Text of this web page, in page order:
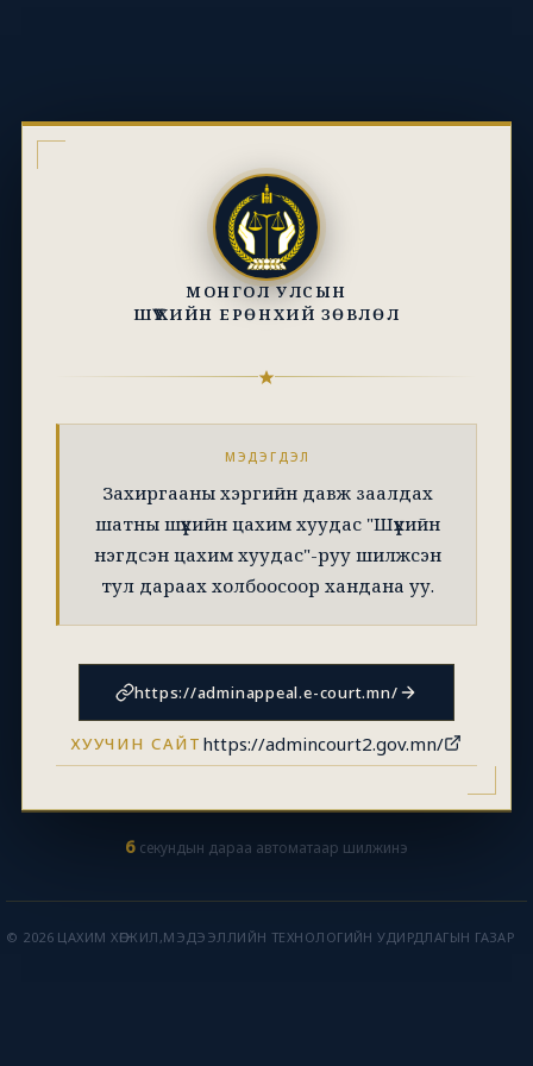
МОНГОЛ УЛСЫН
ШҮҮХИЙН ЕРӨНХИЙ ЗӨВЛӨЛ
МЭДЭГДЭЛ
Захиргааны хэргийн давж заалдах
шатны шүүхийн цахим хуудас "Шүүхийн
нэгдсэн цахим хуудас"-руу шилжсэн
тул дараах холбоосоор хандана уу.
https://adminappeal.e-court.mn/
ХУУЧИН САЙТ https://admincourt2.gov.mn/
6 секундын дараа автоматаар шилжинэ
© 2026 ЦАХИМ ХӨГЖИЛ,МЭДЭЭЛЛИЙН ТЕХНОЛОГИЙН УДИРДЛАГЫН ГАЗАР